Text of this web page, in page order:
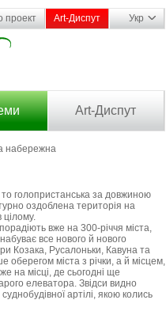
проект Art-Диспут Укр
Art-Диспут
набережна
голопристанська за довжиною
оздоблена територія на
вже на 300-річчя міста,
все нового й нового
Козака, Русалоньки, Кавуна та
оберегом міста з річки, а й місцем,
на місці, де сьогодні ще
елеватора. Звідси видно
артілі, якою колись